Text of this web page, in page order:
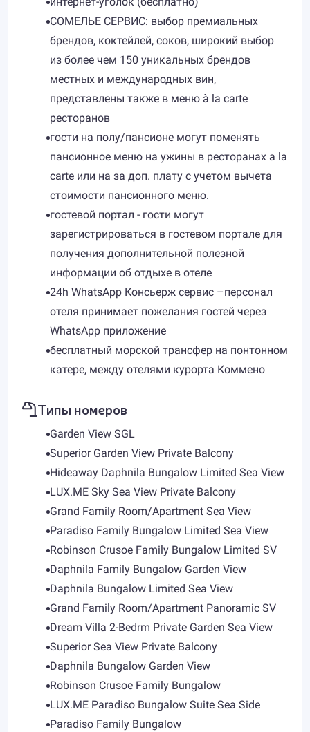
СОМЕЛЬЕ СЕРВИС: выбор премиальных
брендов, коктейлей, соков, широкий выбор
из более чем 150 уникальных брендов
местных и международных вин,
представлены также в меню à la carte
ресторанов
гости на полу/пансионе могут поменять
пансионное меню на ужины в ресторанах a la
carte или на за доп. плату с учетом вычета
стоимости пансионного меню.
гостевой портал - гости могут
зарегистрироваться в гостевом портале для
получения дополнительной полезной
информации об отдыхе в отеле
24h WhatsApp Консьерж сервис –персонал
отеля принимает пожелания гостей через
WhatsApp приложение
бесплатный морской трансфер на понтонном
катере, между отелями курорта Коммено
Типы номеров
Garden View SGL
Superior Garden View Private Balcony
Hideaway Daphnila Bungalow Limited Sea View
LUX.ME Sky Sea View Private Balcony
Grand Family Room/Apartment Sea View
Paradiso Family Bungalow Limited Sea View
Robinson Crusoe Family Bungalow Limited SV
Daphnila Family Bungalow Garden View
Daphnila Bungalow Limited Sea View
Grand Family Room/Apartment Panoramic SV
Dream Villa 2-Bedrm Private Garden Sea View
Superior Sea View Private Balcony
Daphnila Bungalow Garden View
Robinson Crusoe Family Bungalow
LUX.ME Paradiso Bungalow Suite Sea Side
Paradiso Family Bungalow